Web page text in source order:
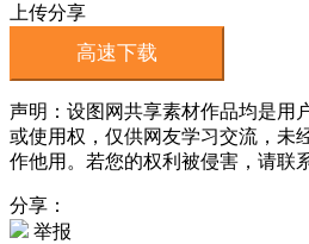
上传分享
高速下载
声明：设图网共享素材作品均是用
或使用权，仅供网友学习交流，未
作他用。若您的权利被侵害，请联系
分享：
举报